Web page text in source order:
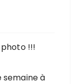
!!!
semaine à